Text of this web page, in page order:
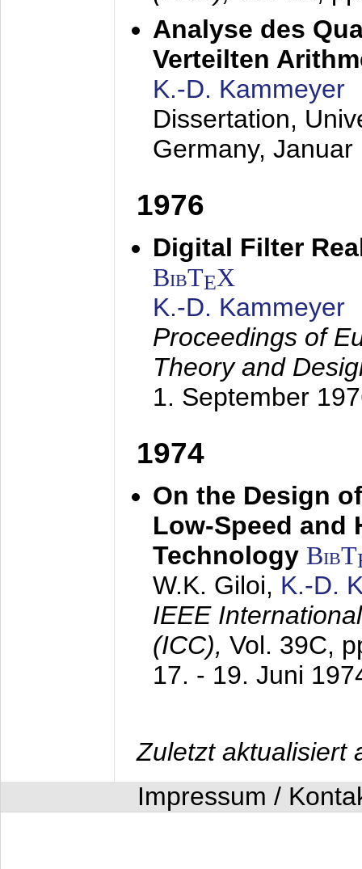
Analyse des
Verteilten
K.-D. Kammeyer
Dissertation,
Germany, Januar
1976
Digital Filter
BibTEX
K.-D. Kammeyer
Proceedings of
Theory and
1. September
1974
On the Design
Low-Speed and
Technology BibT
W.K. Giloi, K.-D.
IEEE
(ICC), Vol. 39C,
17. - 19. Juni
Zuletzt aktualisiert
Impressum /